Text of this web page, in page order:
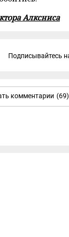
Алксниса
Подписывайтесь
комментарии (69)